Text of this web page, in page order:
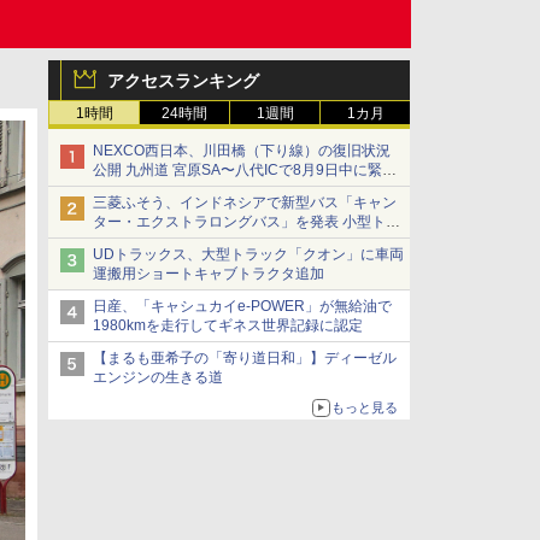
アクセスランキング
1時間 24時間 1週間 1カ月
NEXCO西日本、川田橋（下り線）の復旧状況
公開 九州道 宮原SA〜八代ICで8月9日中に緊急
車両を通行可能に
三菱ふそう、インドネシアで新型バス「キャン
ター・エクストラロングバス」を発表 小型トラ
ックベースの観光・旅客輸送向けバス
UDトラックス、大型トラック「クオン」に車両
運搬用ショートキャブトラクタ追加
日産、「キャシュカイe-POWER」が無給油で
1980kmを走行してギネス世界記録に認定
【まるも亜希子の「寄り道日和」】ディーゼル
エンジンの生きる道
もっと見る